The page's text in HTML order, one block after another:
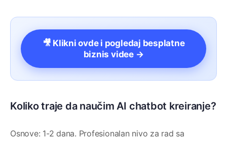
🎥 Klikni ovde i pogledaj besplatne
biznis videe →
Koliko traje da naučim AI chatbot kreiranje?
Osnove: 1-2 dana. Profesionalan nivo za rad sa